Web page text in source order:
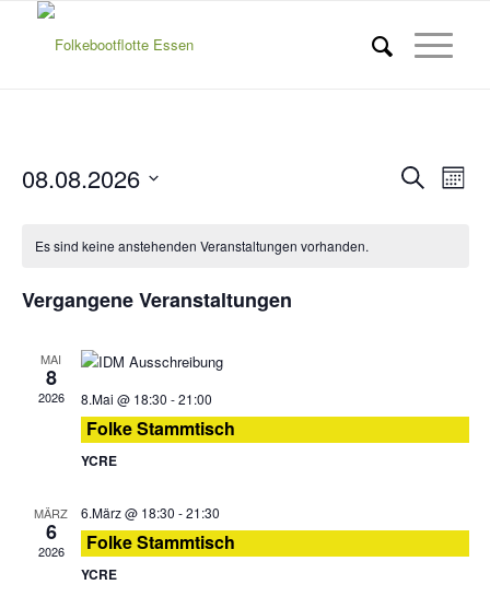
Suche
Monat
08.08.2026
Es sind keine anstehenden Veranstaltungen vorhanden.
Vergangene Veranstaltungen
MAI
8
2026 8.Mai @ 18:30 -21:00
Folke Stammtisch
YCRE
MÄRZ
6
2026
6.März @ 18:30 -21:30
Folke Stammtisch
YCRE